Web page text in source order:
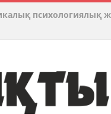
психологиялық